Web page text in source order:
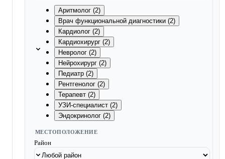
Аритмолог (2)
Врач функциональной диагностики (2)
Кардиолог (2)
Кардиохирург (2)
Невролог (2)
Нейрохирург (2)
Педиатр (2)
Рентгенолог (2)
Терапевт (2)
УЗИ-специалист (2)
Эндокринолог (2)
МЕСТОПОЛОЖЕНИЕ
Район